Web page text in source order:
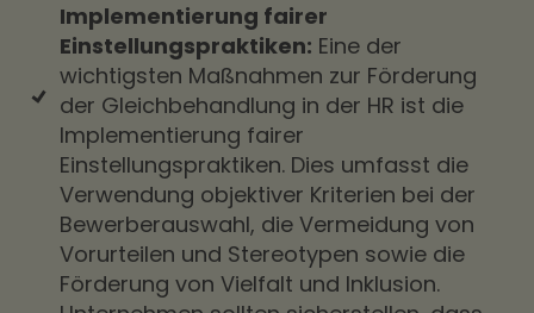
Implementierung fairer
Einstellungspraktiken: Eine der
wichtigsten Maßnahmen zur Förderung
der Gleichbehandlung in der HR ist die
Implementierung fairer
Einstellungspraktiken. Dies umfasst die
Verwendung objektiver Kriterien bei der
Bewerberauswahl, die Vermeidung von
Vorurteilen und Stereotypen sowie die
Förderung von Vielfalt und Inklusion.